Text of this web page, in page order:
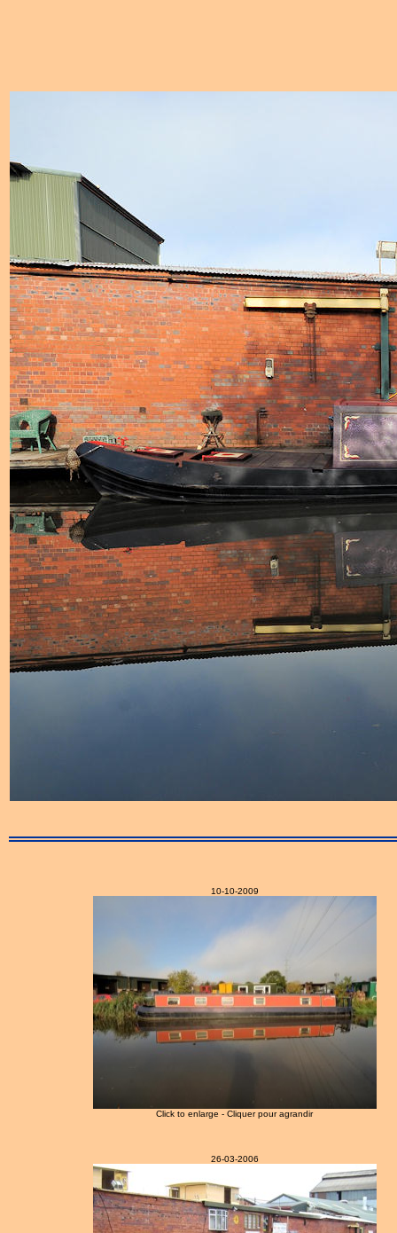
10-10-2009
Click to enlarge - Cliquer pour agrandir
26-03-2006